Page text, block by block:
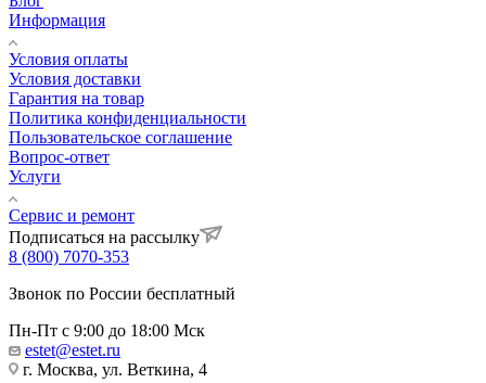
Информация
Условия оплаты
Условия доставки
Гарантия на товар
Политика конфиденциальности
Пользовательское соглашение
Вопрос-ответ
Услуги
Сервис и ремонт
Подписаться на рассылку
8 (800) 7070-353
Звонок по России бесплатный
Пн-Пт с 9:00 до 18:00 Мск
estet@estet.ru
г. Москва, ул. Веткина, 4